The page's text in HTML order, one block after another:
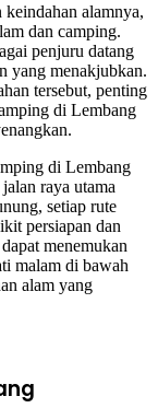
keindahan alamnya,
dan camping.
penjuru datang
yang menakjubkan.
tersebut, penting
di Lembang
di Lembang
raya utama
setiap rute
persiapan dan
menemukan
malam di bawah
alam yang